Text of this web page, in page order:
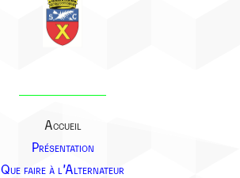
Accueil
Présentation
Que faire à l’Alternateur